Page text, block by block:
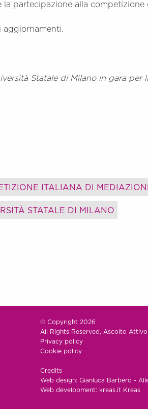
la partecipazione alla competizione
aggiornamenti.
Statale di Milano in gara
ITALIANA DI
STATALE DI MILANO
© Copyright 2026
All Rights Reserved, Ascolto Attivo
Privacy policy
Cookie policy
Credits
Web design: Gianluca Barbero -
Web development: kreas.it Kreas